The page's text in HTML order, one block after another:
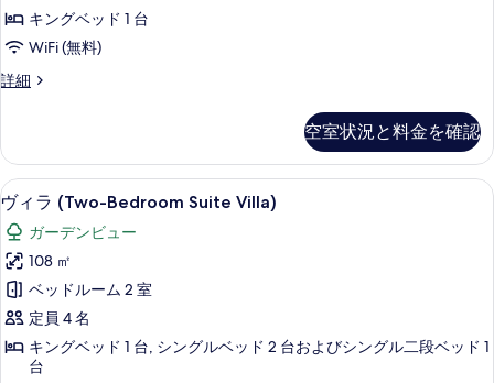
す
る
べ
て
の
を
表
示
す
る
キングベッド 1 台
WiFi (無料)
詳細
Penthouse
の
詳
細
空室状況と料金を確認
ヴ
ィ
ラ
(Two-
Bedroom
Suite
Villa)
ヴィラ (Two-Bedroom Suite Villa) |
7
ヴィラ (Two-Bedroom Suite Villa)
ガーデンビュー
108 ㎡
ベッドルーム 2 室
定員 4 名
キングベッド 1 台, シングルベッド 2 台およびシングル二段ベッド 1
台